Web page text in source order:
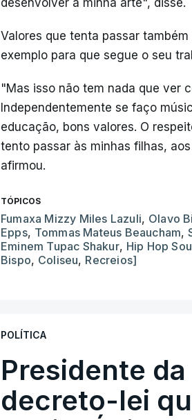
desenvolver a minha arte", disse.
Valores que tenta passar
exemplo para que segue o seu
"Mas isso não tem nada que ver
Independentemente se faço
educação, bons valores. O
tento passar às minhas filhas,
afirmou.
TÓPICOS
Fumaxa Mizzy Miles Lazuli, Olavo
Epps, Tommas Mateus Beaucham,
Eminem Tupac Shakur, Hip Hop Sou
Bispo, Coliseu, Recreios]
POLÍTICA
Presidente
decreto-lei